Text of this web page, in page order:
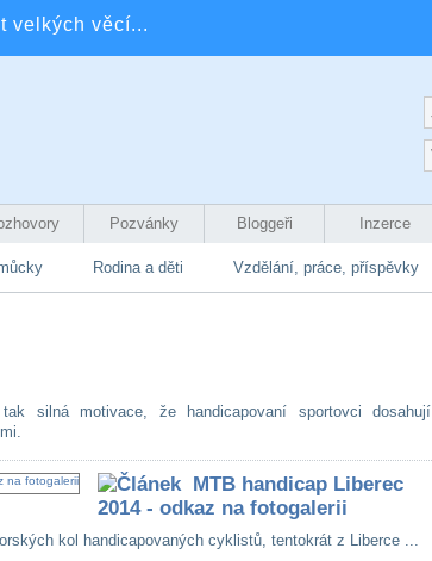
velkých věcí...
Pozvánky Bloggeři Inzerce
Rodina a děti Vzdělání, práce, příspěvky
silná motivace, že handicapovaní sportovci dosahují
MTB handicap Liberec
2014 - odkaz na fotogalerii
kol handicapovaných cyklistů, tentokrát z Liberce ...